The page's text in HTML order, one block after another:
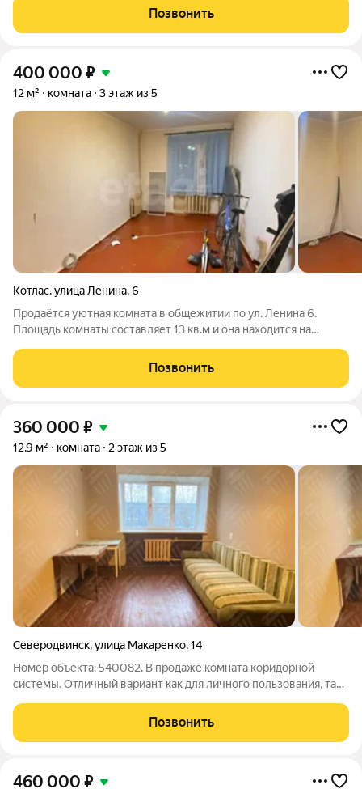
этаж. Отказы жильцов собраны, быстрый выход на сделку.
Комната в
Позвонить
400 000 ₽
12 м² комната 3 этаж из 5
Котлас,улица Ленина,6
Продаётся уютная комната в общежитии по ул. Ленина 6.
Площадь комнаты составляет 13 кв.м и она находится на
лишь четырех комнат, в которых проживают только три
человека. Это означает, что
Позвонить
360 000 ₽
12,9 м² комната 2 этаж из 5
Северодвинск,улица Макаренко,14
Номер объекта: 540082. В продаже комната коридорной
системы. Отличный вариант как для личного пользования, так
комната очень теплая. Места общего пользования в обычном
состоянии. Порядочные
Позвонить
460 000 ₽